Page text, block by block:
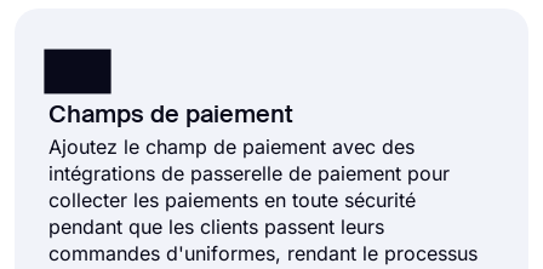
Champs de paiement
Ajoutez le champ de paiement avec des
intégrations de passerelle de paiement pour
collecter les paiements en toute sécurité
pendant que les clients passent leurs
commandes d'uniformes, rendant le processus